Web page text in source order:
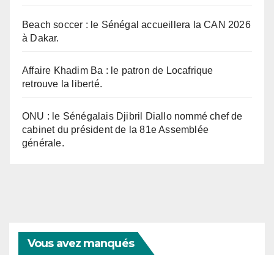
Beach soccer : le Sénégal accueillera la CAN 2026
à Dakar.
Affaire Khadim Ba : le patron de Locafrique
retrouve la liberté.
ONU : le Sénégalais Djibril Diallo nommé chef de
cabinet du président de la 81e Assemblée
générale.
Vous avez manqués